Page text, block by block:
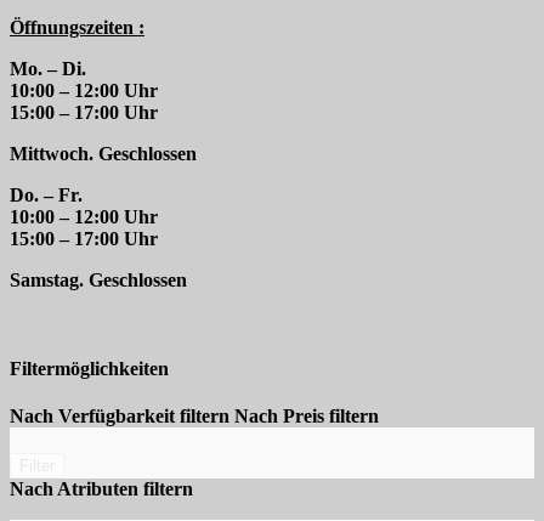
Öffnungszeiten :
Mo. – Di.
10:00 – 12:00 Uhr
15:00 – 17:00 Uhr
Mittwoch. Geschlossen
Do. – Fr.
10:00 – 12:00 Uhr
15:00 – 17:00 Uhr
Samstag. Geschlossen
Filtermöglichkeiten
Nach Verfügbarkeit filtern Nach Preis filtern
Nach Atributen filtern